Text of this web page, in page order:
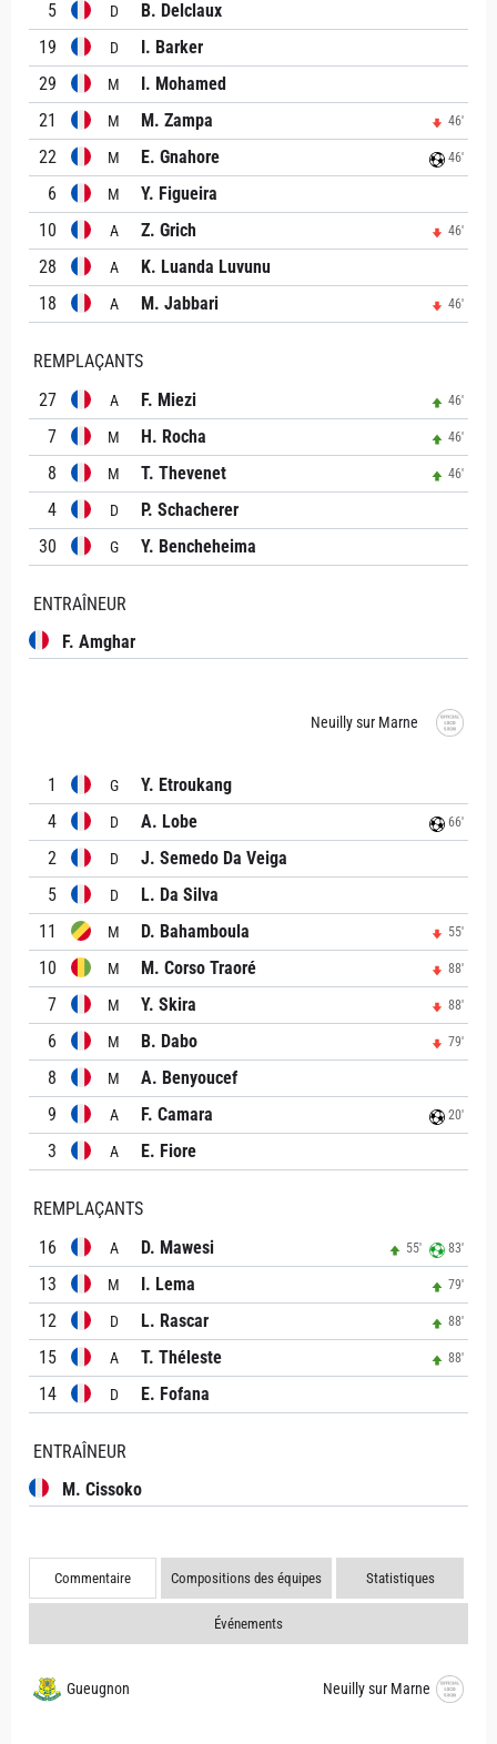
5
D
B. Delclaux
19
D
I. Barker
29
M
I. Mohamed
21
M M. Zampa 46'
22 M E. Gnahore 46'
6 M
Y. Figueira
10
A Z. Grich 46'
28 A
K. Luanda Luvunu
18
A M. Jabbari 46'
REMPLAÇANTS
27
A F. Miezi 46'
7 M H. Rocha 46'
8 M T. Thevenet 46'
4 D
P. Schacherer
30
G Y. Bencheheima
ENTRAÎNEUR
F. Amghar
Neuilly sur Marne
1 G
Y. Etroukang
4
D A. Lobe 66'
2 D
J. Semedo Da Veiga
5
D
L. Da Silva
11
M D. Bahamboula 55'
10 M M. Corso Traoré 88'
7 M Y. Skira 88'
6 M B. Dabo 79'
8 M
A. Benyoucef
9
A F. Camara 20'
3 A E. Fiore
REMPLAÇANTS
16
A D. Mawesi 55' 83'
13 M I. Lema 79'
12 D L. Rascar 88'
15 A T. Théleste 88'
14 D E. Fofana
ENTRAÎNEUR
M. Cissoko
Commentaire Compositions des équipes Statistiques
Événements
Gueugnon Neuilly sur Marne